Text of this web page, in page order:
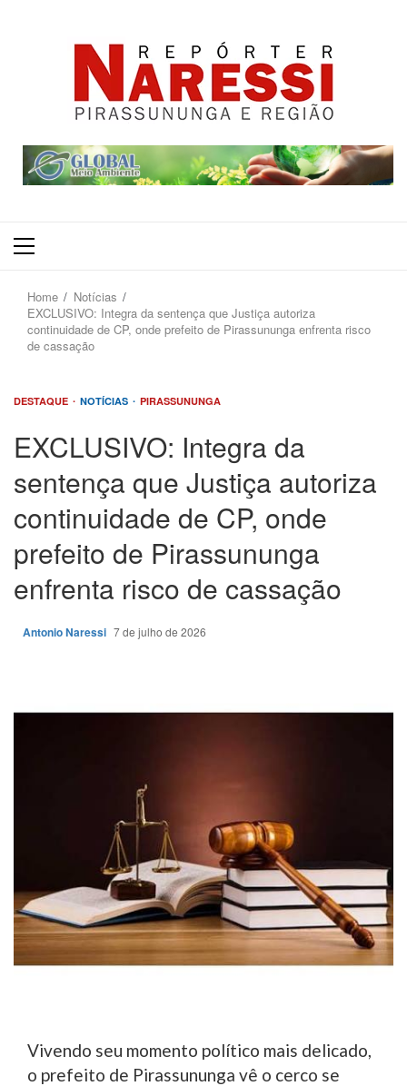
Primary
Home
Notícias
EXCLUSIVO: Integra da sentença que Justiça autoriza
continuidade de CP, onde prefeito de Pirassununga enfrenta risco
de cassação
DESTAQUE NOTÍCIAS PIRASSUNUNGA
EXCLUSIVO: Integra da
sentença que Justiça autoriza
continuidade de CP, onde
prefeito de Pirassununga
enfrenta risco de cassação
Antonio Naressi 7 de julho de 2026
Vivendo seu momento político mais delicado,
o prefeito de Pirassununga vê o cerco se